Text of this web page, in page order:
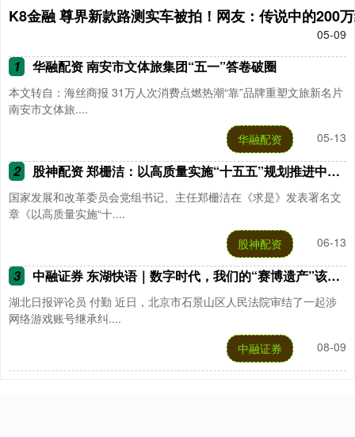
K8金融 尊界新款路测实车被拍！网友：传说中的200
05-09
1 华融配资 南安市文体旅集团“五一”答卷破圈
本文转自：海丝商报 31万人次消费点燃热潮“靠”品牌重塑文旅新名片
南安市文体旅....
05-13
华融配资
2 股神配资 郑栅洁：以高质量实施“十五五”规划推进中国式现代化建设
国家发展和改革委员会党组书记、主任郑栅洁在《求是》发表署名文
章《以高质量实施“十....
06-13
股神配资
3 中融证券 东湖快语｜数字时代，我们的“赛博遗产”该何去何从
湖北日报评论员 付勤 近日，北京市石景山区人民法院审结了一起涉
网络游戏账号继承纠....
08-09
中融证券